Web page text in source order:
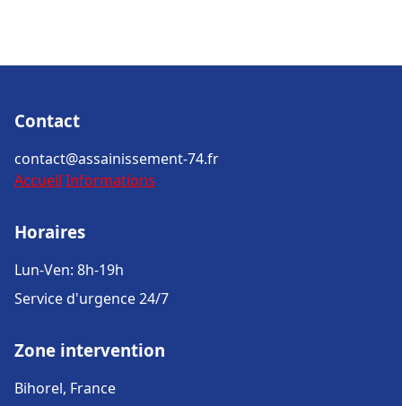
Contact
contact@assainissement-74.fr
Accueil Informations
Horaires
Lun-Ven: 8h-19h
Service d'urgence 24/7
Zone intervention
Bihorel, France